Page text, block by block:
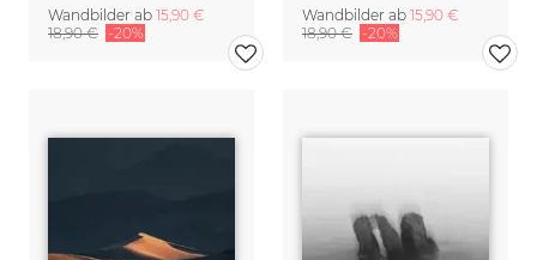
Wandbilder ab 15,90 €
18,90 € -20%
Wandbilder ab 15,90 €
18,90 € -20%